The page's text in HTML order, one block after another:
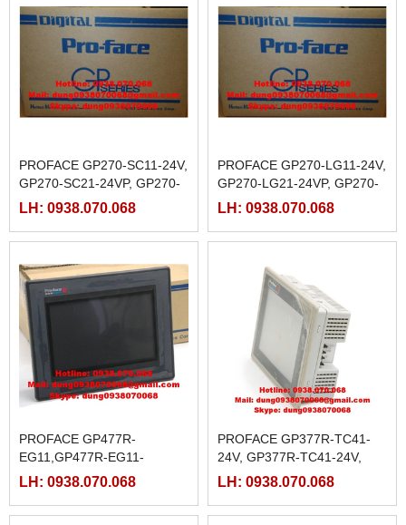
PROFACE GP270-SC11-24V,
GP270-SC21-24VP, GP270-
SC31-24V
LH: 0938.070.068
PROFACE GP270-LG11-24V,
GP270-LG21-24VP, GP270-
LG31-24V,
LH: 0938.070.068
PROFACE GP477R-
EG11,GP477R-EG11-
M,GP477R-EG41-
LH: 0938.070.068
PROFACE GP377R-TC41-
24V, GP377R-TC41-24V,
GP377R-TC11
LH: 0938.070.068